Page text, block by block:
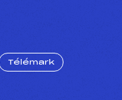
Télémark